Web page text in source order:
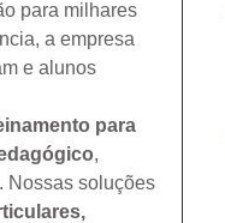
para milhares
a empresa
e alunos
para
,
Nossas soluções